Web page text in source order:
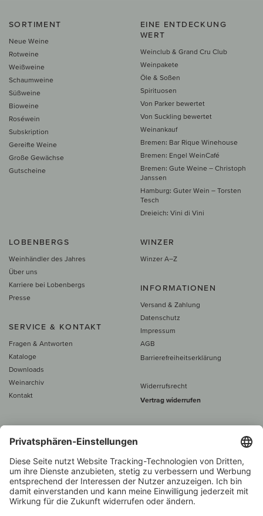
SORTIMENT
Neue Weine
Rotweine
Weißweine
Schaumweine
Süßweine
Bioweine
Roséwein
Subskription
Gereifte Weine
Große Gewächse
Gutscheine
EINE ENTDECKUNG
WERT
Weinclub & Grand Cru Club
Weinpakete
Öle & Soßen
Spirituosen
Von Parker bewertet
Von Suckling bewertet
Weinankauf
Bremen: Bar Rique Winehouse
Bremen: Engel WeinCafé
Bremen: Gute Weine – Christoph
Janssen
Hamburg: Guter Wein – Torsten
Tesch
Dreieich: Vini di Vini
LOBENBERGS
Weinhändler des Jahres
Über uns
Karriere bei Lobenbergs
Presse
SERVICE & KONTAKT
Fragen & Antworten
Kataloge
Downloads
Weinarchiv
Kontakt
WINZER
Winzer A–Z
INFORMATIONEN
Versand & Zahlung
Datenschutz
Impressum
AGB
Barrierefreiheitserklärung
Widerrufsrecht
Vertrag widerrufen
Alle Preise inkl. MwSt., zzgl. 5 €
60 € versand­kosten­